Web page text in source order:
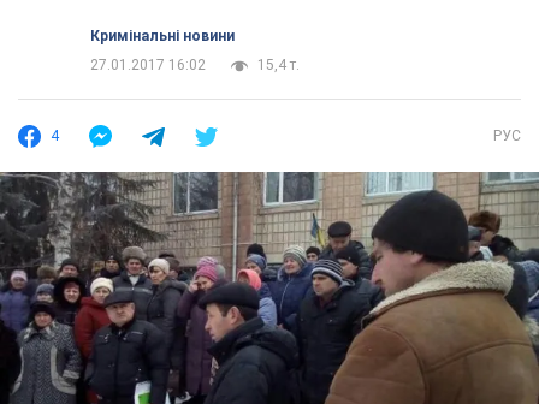
Кримінальні новини
27.01.2017 16:02
15,4 т.
4 РУС